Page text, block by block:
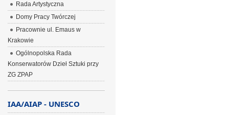
Rada Artystyczna
Domy Pracy Twórczej
Pracownie ul. Emaus w
Krakowie
Ogólnopolska Rada
Konserwatorów Dzieł Sztuki przy
ZG ZPAP
IAA/AIAP - UNESCO